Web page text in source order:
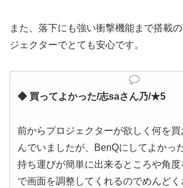
また、落下にも強い衝撃機能まで搭載
ジェクターでとても安心です。
◆ 買ってよかった/志saさん乃/★5
前からプロジェクターが欲しく何を
んでいましたが、BenQにしてよかっ
持ち運びが簡単に出来るところや角
で画面を調整してくれるのでめんど